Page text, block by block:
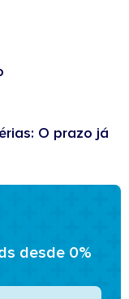
O prazo já
desde 0%